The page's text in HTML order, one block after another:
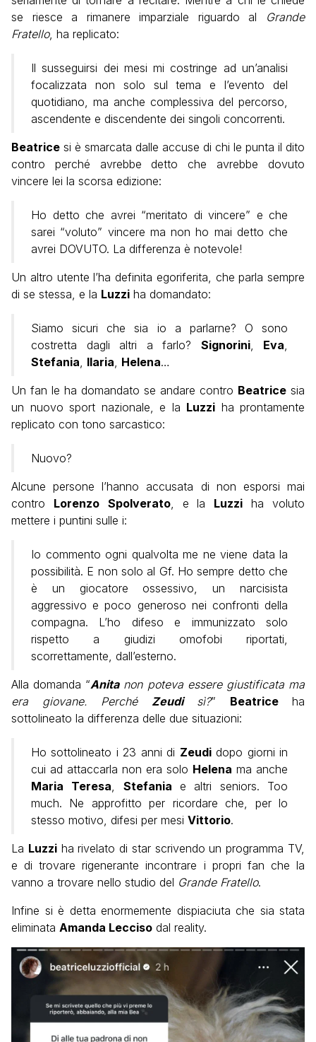
se riesce a rimanere imparziale riguardo al Grande
Fratello, ha replicato:
Il susseguirsi dei mesi mi costringe ad un’analisi
focalizzata non solo sul tema e l’evento del
quotidiano, ma anche complessiva del percorso,
ascendente e discendente dei singoli concorrenti.
Beatrice si è smarcata dalle accuse di chi le punta il dito
contro perché avrebbe detto che avrebbe dovuto
vincere lei la scorsa edizione:
Ho detto che avrei “meritato di vincere” e che
sarei “voluto” vincere ma non ho mai detto che
avrei DOVUTO. La differenza è notevole!
Un altro utente l’ha definita egoriferita, che parla sempre
di se stessa, e la Luzzi ha domandato:
Siamo sicuri che sia io a parlarne? O sono
costretta dagli altri a farlo? Signorini, Eva
Stefania Ilaria Helena…
Un fan le ha domandato se andare contro Beatrice sia
un nuovo sport nazionale, e la Luzzi ha prontamente
replicato con tono sarcastico:
Nuovo?
Alcune persone l’hanno accusata di non esporsi mai
contro Lorenzo Spolverato, e la Luzzi ha voluto
mettere i puntini sulle i:
Io commento ogni qualvolta me ne viene data la
possibilità. E non solo al Gf. Ho sempre detto che
è un giocatore ossessivo, un narcisista
aggressivo e poco generoso nei confronti della
compagna. L’ho difeso e immunizzato solo
rispetto a giudizi omofobi riportati,
scorrettamente, dall’esterno.
Alla domanda “Anitanon poteva essere giustificata ma
era giovane. Perché Zeudisì?” Beatriceha
sottolineato la differenza delle due situazioni:
Ho sottolineato i 23 anni di Zeudidopo giorni in
cui ad attaccarla non era solo Helena ma anche
Maria
Teresa Stefania e altri seniors. Too
much. Ne approfitto per ricordare che, per lo
stesso motivo, difesi per mesi Vittorio.
La Luzziha rivelato di star scrivendo un programma TV,
e di trovare rigenerante incontrare i propri fan che la
vanno a trovare nello studio del Grande Fratello.
Infine si è detta enormemente dispiaciuta che sia stata
eliminata Amanda Lecciso dal reality.